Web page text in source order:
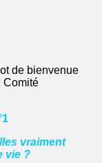
de bienvenue
Comité
vraiment
vie ?